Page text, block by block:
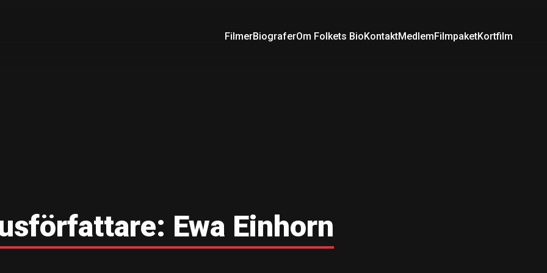
FilmerBiograferOm Folkets BioKontaktMedlemFilmpaketKortfilm
Ewa Einhorn